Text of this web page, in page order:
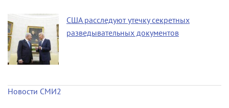
США расследуют утечку секретных
разведывательных документов
Новости СМИ2